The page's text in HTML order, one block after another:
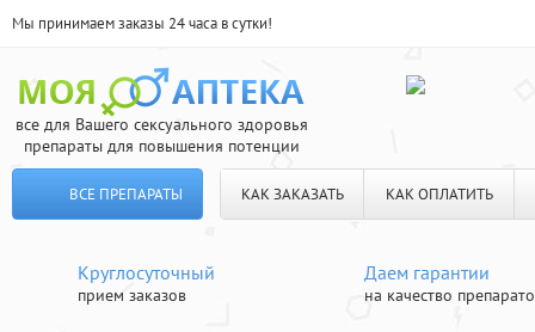
Мы принимаем заказы 24 часа в сутки!
все для Вашего сексуального здоровья
препараты для повышения потенции
ВСЕ ПРЕПАРАТЫ КАК ЗАКАЗАТЬ КАК ОПЛАТИТЬ
Круглосуточный
прием заказов
Даем гарантии
на качество